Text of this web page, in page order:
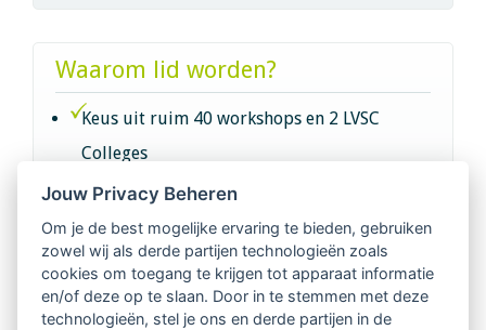
Waarom lid worden?
Keus uit ruim 40 workshops en 2 LVSC
Colleges
Intervisie met geregistreerde vakgenoten
Netwerk van 2100 professionals in 14
regio's
Jouw Privacy Beheren
Om je de best mogelijke ervaring te bieden, gebruiken
zowel wij als derde partijen technologieën zoals
cookies om toegang te krijgen tot apparaat informatie
en/of deze op te slaan. Door in te stemmen met deze
technologieën, stel je ons en derde partijen in de